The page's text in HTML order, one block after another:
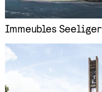
Immeubles Seeliger